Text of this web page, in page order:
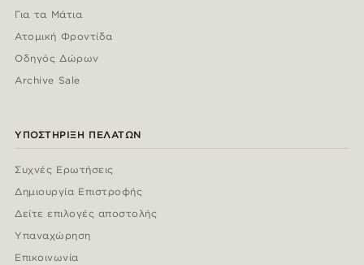
Για τα Μάτια
Ατομική Φροντίδα
Οδηγός Δώρων
Archive Sale
ΥΠΟΣΤΉΡΙΞΗ ΠΕΛΑΤΏΝ
Συχνές Ερωτήσεις
Δημιουργία Επιστροφής
Δείτε επιλογές αποστολής
Υπαναχώρηση
Επικοινωνία